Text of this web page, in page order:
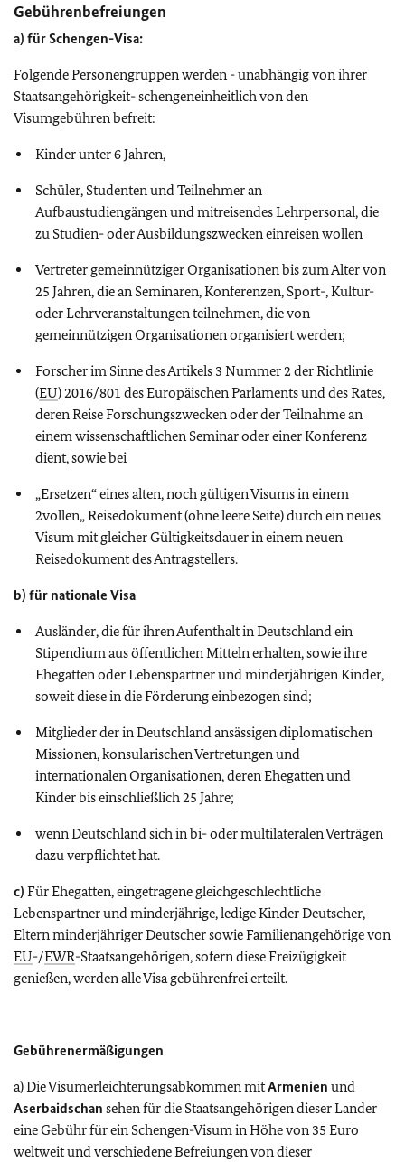
Gebührenbefreiungen
a) für Schengen-Visa:
Folgende Personengruppen werden - unabhängig von ihrer
Staatsangehörigkeit- schengeneinheitlich von den
Visumgebühren befreit:
Kinder unter 6 Jahren,
Schüler, Studenten und Teilnehmer an
Aufbaustudiengängen und mitreisendes Lehrpersonal, die
zu Studien- oder Ausbildungszwecken einreisen wollen
Vertreter gemeinnütziger Organisationen bis zum Alter von
25 Jahren, die an Seminaren, Konferenzen, Sport-, Kultur-
oder Lehrveranstaltungen teilnehmen, die von
gemeinnützigen Organisationen organisiert werden;
Forscher im Sinne des Artikels 3 Nummer 2 der Richtlinie
(EU) 2016/801 des Europäischen Parlaments und des Rates,
deren Reise Forschungszwecken oder der Teilnahme an
einem wissenschaftlichen Seminar oder einer Konferenz
dient, sowie bei
„Ersetzen“ eines alten, noch gültigen Visums in einem
2vollen„ Reisedokument (ohne leere Seite) durch ein neues
Visum mit gleicher Gültigkeitsdauer in einem neuen
Reisedokument des Antragstellers.
b) für nationale Visa
Ausländer, die für ihren Aufenthalt in Deutschland ein
Stipendium aus öffentlichen Mitteln erhalten, sowie ihre
Ehegatten oder Lebenspartner und minderjährigen Kinder,
soweit diese in die Förderung einbezogen sind;
Mitglieder der in Deutschland ansässigen diplomatischen
Missionen, konsularischen Vertretungen und
internationalen Organisationen, deren Ehegatten und
Kinder bis einschließlich 25 Jahre;
wenn Deutschland sich in bi- oder multilateralen Verträgen
dazu verpflichtet hat.
c) Für Ehegatten, eingetragene gleichgeschlechtliche
Lebenspartner und minderjährige, ledige Kinder Deutscher,
Eltern minderjähriger Deutscher sowie Familienangehörige von
EU-/EWR-Staatsangehörigen, sofern diese Freizügigkeit
genießen, werden alle Visa gebührenfrei erteilt.
Gebührenermäßigungen
a) Die Visumerleichterungsabkommen mitArmenien und
Aserbaidschan sehen für die Staatsangehörigen dieser Lander
eine Gebühr für ein Schengen-Visum in Höhe von 35 Euro
weltweit und verschiedene Befreiungen von dieser